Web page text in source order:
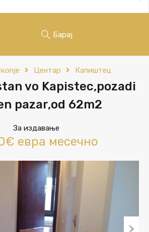
Барај
Центар Капиштец
vo Kapistec,pozadi
pazar,od 62m2
За издавање
евра месечно